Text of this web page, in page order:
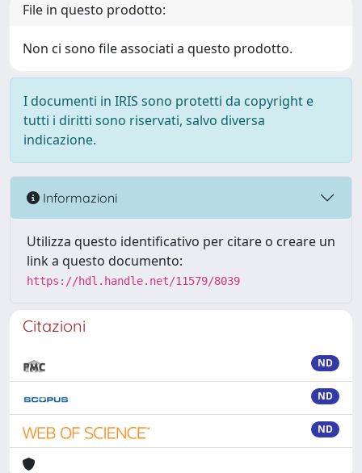
File in questo prodotto:
Non ci sono file associati a questo prodotto.
I documenti in IRIS sono protetti da copyright e
tutti i diritti sono riservati, salvo diversa
indicazione.
Informazioni
Utilizza questo identificativo per citare o creare un
link a questo documento:
https://hdl.handle.net/11579/8039
Citazioni
ND
ND
ND